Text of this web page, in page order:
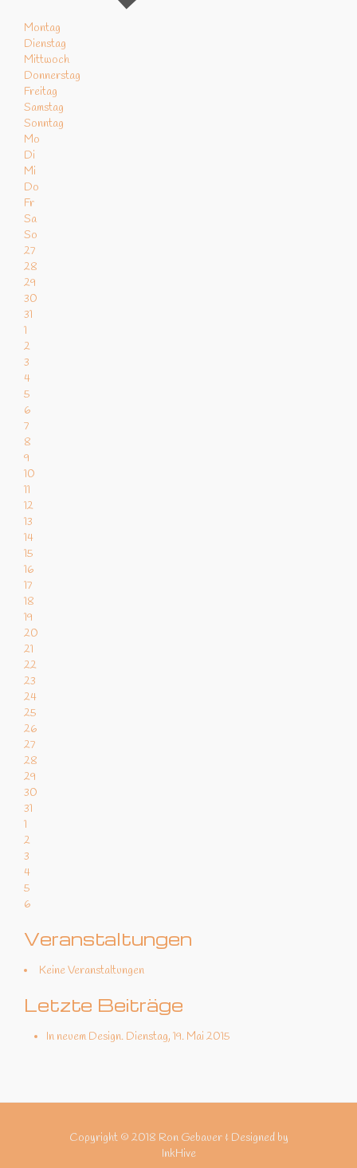
Montag
Dienstag
Mittwoch
Donnerstag
Freitag
Samstag
Sonntag
Mo
Di
Mi
Do
Fr
Sa
So
27
28
29
30
31
1
2
3
4
5
6
7
8
9
10
11
12
13
14
15
16
17
18
19
20
21
22
23
24
25
26
27
28
29
30
31
1
2
3
4
5
6
Veranstaltungen
Keine Veranstaltungen
Letzte Beiträge
In neuem Design. Dienstag, 19. Mai 2015
Copyright © 2018 Ron Gebauer & Designed by
InkHive